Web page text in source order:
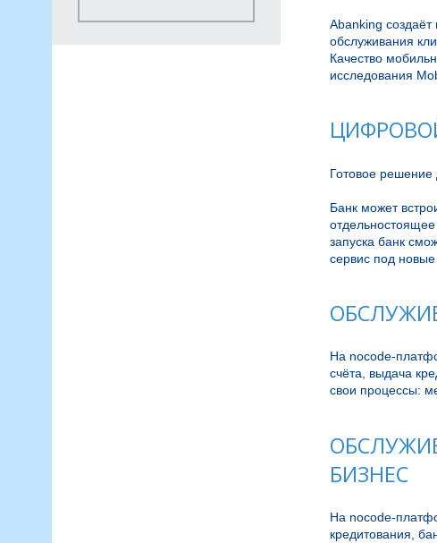
Abanking
обслуживания
Качество
исследования
Готовое решение
Банк может
запуска банк
сервис под
На nocode-
счёта, выдача
свои процессы:
БИЗНЕС
На nocode-
кредитования,